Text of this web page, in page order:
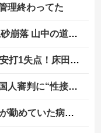
理終わってた
が孤立か 土石流で橋が流されたとの情報も
で快投し鯉党に絶賛される！
」「日本人が言ってたこと正しかったね・・・...
隣住民の総スカンを食らった結果……